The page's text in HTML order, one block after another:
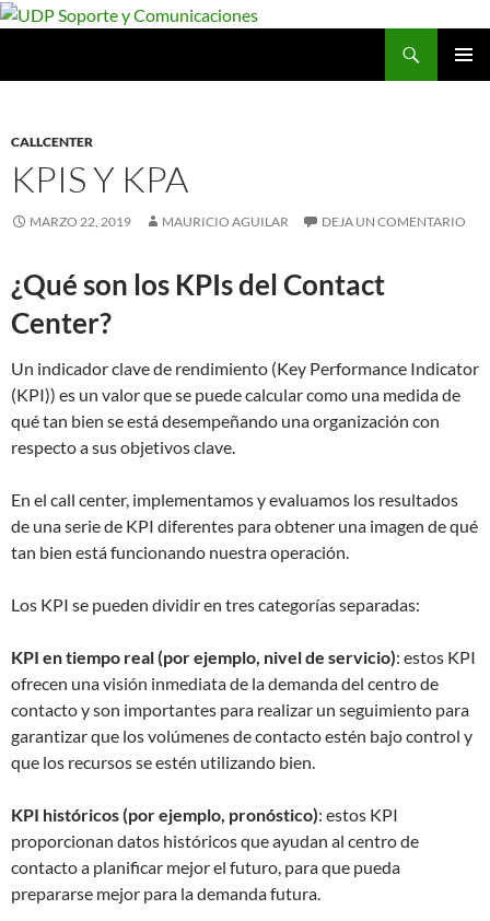
Saltar
CALLCENTER
KPIS Y KPA
MARZO 22, 2019 MAURICIO AGUILAR DEJA UN COMENTARIO
¿Qué son los KPIs del Contact
Center?
Un indicador clave de rendimiento (Key Performance Indicator
(KPI)) es un valor que se puede calcular como una medida de
qué tan bien se está desempeñando una organización con
respecto a sus objetivos clave.
En el call center, implementamos y evaluamos los resultados
de una serie de KPI diferentes para obtener una imagen de qué
tan bien está funcionando nuestra operación.
Los KPI se pueden dividir en tres categorías separadas:
KPI en tiempo real (por ejemplo, nivel de servicio): estos KPI
ofrecen una visión inmediata de la demanda del centro de
contacto y son importantes para realizar un seguimiento para
garantizar que los volúmenes de contacto estén bajo control y
que los recursos se estén utilizando bien.
KPI históricos (por ejemplo, pronóstico): estos KPI
proporcionan datos históricos que ayudan al centro de
contacto a planificar mejor el futuro, para que pueda
prepararse mejor para la demanda futura.